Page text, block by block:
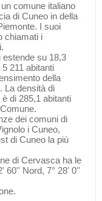
comune italiano
di Cuneo in della
. I suoi
chiamati i
estende su 18,3
211 abitanti
della
La densità di
di 285,1 abitanti
dei comuni di
i Cuneo,
di Cuneo la più
di Cervasca ha le
60'' Nord, 7° 28' 0''